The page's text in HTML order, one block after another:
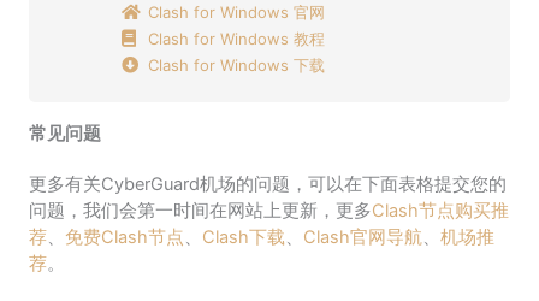
Clash for Windows 官网
Clash for Windows 教程
Clash for Windows 下载
常见问题
更多有关CyberGuard机场的问题，可以在下面表格提交您的
问题，我们会第一时间在网站上更新，更多Clash节点购买推
荐、 免费Clash节点 Clash下载 Clash官网导航
机场推
荐。